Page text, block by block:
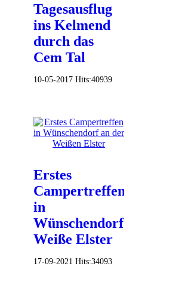
Tagesausflug
ins Kelmend
durch das
Cem Tal
10-05-2017 Hits:40939
Erstes
Campertreffen
in
Wünschendorf
Weiße Elster
17-09-2021 Hits:34093